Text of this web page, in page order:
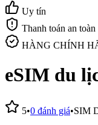
Uy tín
Thanh toán an toàn
HÀNG CHÍNH
eSIM du
5•0 đánh giá•SIM